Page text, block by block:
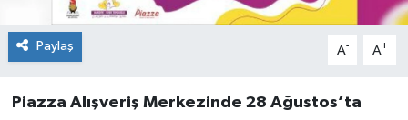
Paylaş A- A+
Piazza Alışveriş Merkezinde 28 Ağustos’ta